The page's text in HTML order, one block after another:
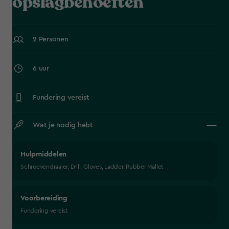
2 Personen
6 uur
Fundering vereist
Wat je nodig hebt
Hulpmiddelen
Schroevendraaier, Drill, Gloves, Ladder, Rubber Mallet
Voorbereiding
Fundering vereist